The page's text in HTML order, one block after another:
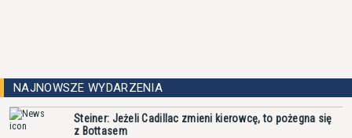
NAJNOWSZE WYDARZENIA
Steiner: Jeżeli Cadillac zmieni kierowcę, to pożegna się
z Bottasem